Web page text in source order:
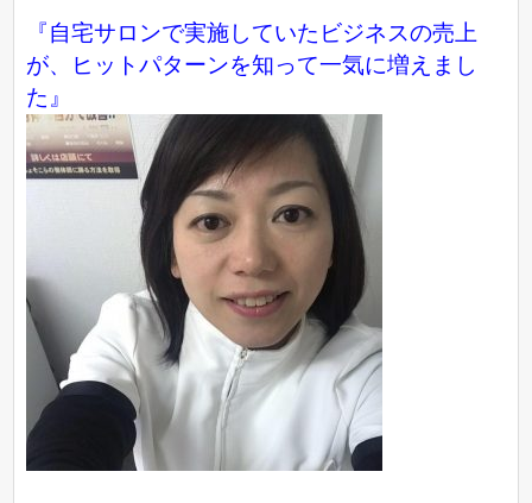
『自宅サロンで実施していたビジネスの売上
が、ヒットパターンを知って一気に増えまし
た』